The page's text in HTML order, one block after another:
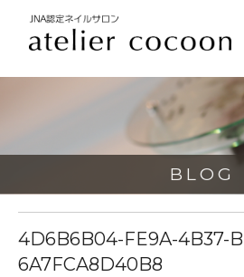
BLOG
4D6B6B04-FE9A-4B37-
6A7FCA8D40B8